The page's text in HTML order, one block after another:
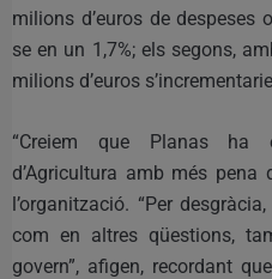
milions d’euros de despeses
se en un 1,7%; els segons,
milions d’euros
“Creiem que Planas ha
d’Agricultura amb més pena
l’organització. “Per
com en altres qüestions,
govern”, afigen, recordant